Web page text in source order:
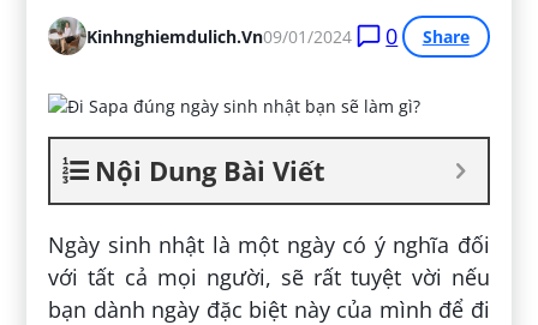
Kinhnghiemdulich.vn09/01/2024 0 Share
Nội Dung Bài Viết
Ngày sinh nhật là một ngày có ý nghĩa đối
với tất cả mọi người, sẽ rất tuyệt vời nếu
bạn dành ngày đặc biệt này của mình để đi